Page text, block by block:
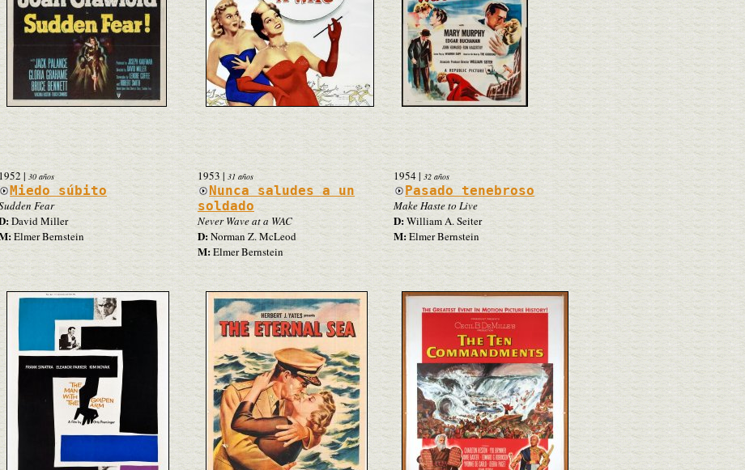
1952 |30 años
Miedo súbito
Fear
David Miller
Elmer Bernstein
1953| 31 años
Nunca saludes a un
soldado
Never Wave at a WAC
D:Norman Z. McLeod
M:Elmer Bernstein
1954| 32 años
Pasado tenebroso
Make Haste to Live
D:William A. Seiter
M:Elmer Bernstein